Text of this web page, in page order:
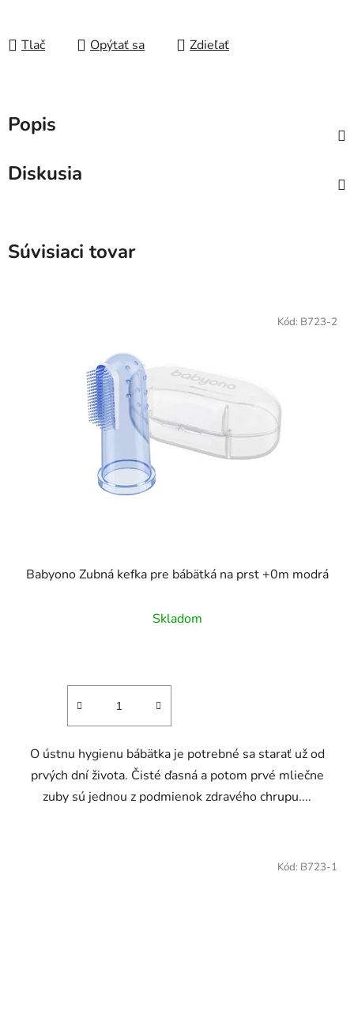
Tlač Opýtať sa Zdieľať
Popis
Diskusia
Súvisiaci tovar
Babyono Zubná kefka pre bábätká na prst +0m modrá
Skladom
O ústnu hygienu bábätka je potrebné sa starať už od
prvých dní života. Čisté ďasná a potom prvé mliečne
zuby sú jednou z podmienok zdravého chrupu....
Kód: B723-2
Kód: B723-1